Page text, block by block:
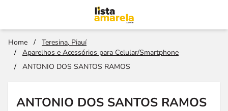
Home /
Teresina, Piauí
/
Aparelhos e Acessórios para Celular/Smartphone
/
ANTONIO DOS SANTOS RAMOS
ANTONIO DOS SANTOS RAMOS